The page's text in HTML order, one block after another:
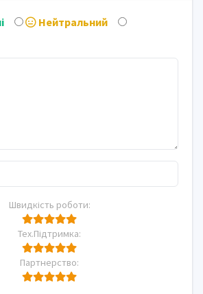
Нейтральний
Швидкість роботи:
Тех.Підтримка:
Партнерство: